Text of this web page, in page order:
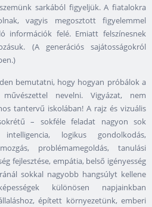
sarkából figyeljük. A fiatalokra
vagyis megosztott figyelemmel
információk felé. Emiatt felszínesnek
(A generációs sajátosságokról
bemutatni, hogy hogyan próbálok a
művészettel nevelni. Vigyázat, nem
tantervű iskolában! A rajz és vizuális
– sokféle feladat nagyon sok
intelligencia, logikus gondolkodás,
problémamegoldás, tanulási
fejlesztése, empátia, belső igényesség
sokkal nagyobb hangsúlyt kellene
különösen napjainkban
épített környezetünk, emberi